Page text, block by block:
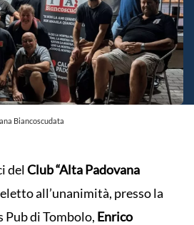
Biancoscudata
delClub “Alta Padovana
all’unanimità, presso la
Pub di Tombolo, Enrico